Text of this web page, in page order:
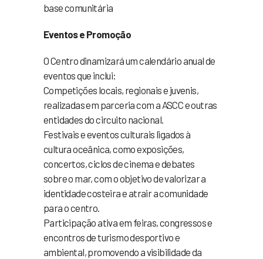
base comunitária
Eventos e Promoção
O Centro dinamizará um calendário anual de
eventos que inclui:
Competições locais, regionais e juvenis,
realizadas em parceria com a ASCC e outras
entidades do circuito nacional.
Festivais e eventos culturais ligados à
cultura oceânica, como exposições,
concertos, ciclos de cinema e debates
sobre o mar, com o objetivo de valorizar a
identidade costeira e atrair a comunidade
para o centro.
Participação ativa em feiras, congressos e
encontros de turismo desportivo e
ambiental, promovendo a visibilidade da